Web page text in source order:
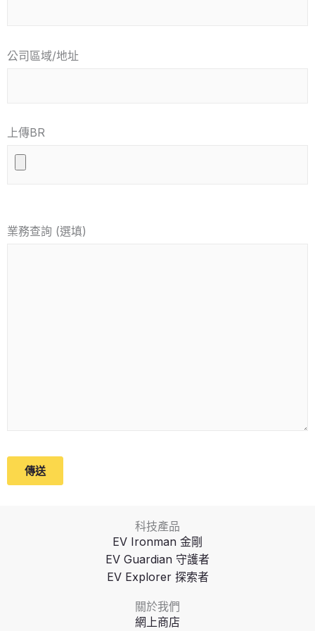
公司區域/地址
上傳BR
業務查詢 (選填)
科技產品
EV Ironman 金剛
EV Guardian 守護者
EV Explorer 探索者
關於我們
網上商店